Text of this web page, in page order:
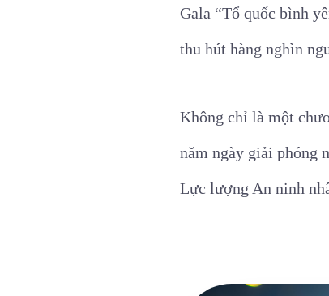
Gala “Tổ quốc bình
thu hút hàng nghìn
Không chỉ là một
năm ngày giải phóng
Lực lượng An ninh